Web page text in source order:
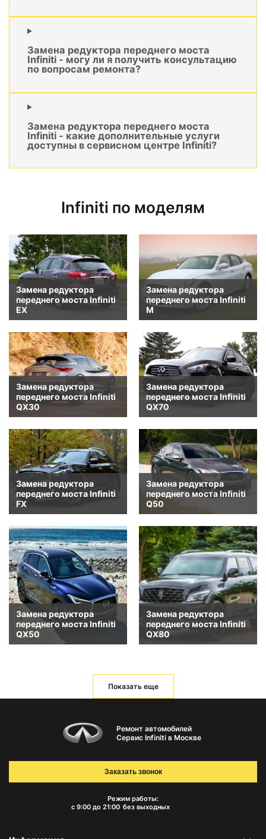
Замена редуктора переднего моста
Infiniti - могу ли я получить консультацию
по вопросам ремонта?
Замена редуктора переднего моста
Infiniti - какие дополнительные услуги
доступны в сервисном центре Infiniti?
Infiniti по моделям
Замена редуктора
переднего моста Infiniti
EX
Замена редуктора
переднего моста Infiniti
M
Замена редуктора
переднего моста Infiniti
QX30
Замена редуктора
переднего моста Infiniti
QX70
Замена редуктора
переднего моста Infiniti
FX
Замена редуктора
переднего моста Infiniti
Q50
Замена редуктора
переднего моста Infiniti
QX50
Замена редуктора
переднего моста Infiniti
QX80
Показать еще
Ремонт автомобилей
Сервис Infiniti в Москве
Режим работы:
с 9:00 до 21:00 без выходных
Заказать звонок